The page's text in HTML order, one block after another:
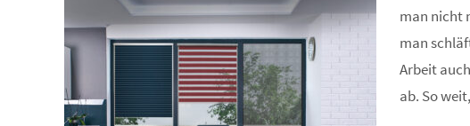
man nicht
man
Arbeit
ab. So